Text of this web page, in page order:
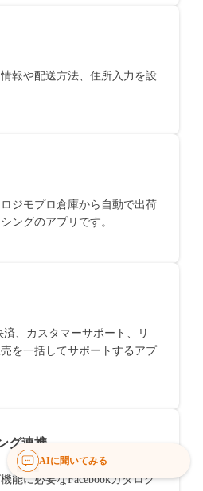
報や配送方法、住所入力を設
ジモプロ倉庫から自動で出荷
ングのアプリです。
済、カスタマーサポート、リ
を一括してサポートするアプ
グ連携
能に必要なFacebookカタログ
AIに聞いてみる